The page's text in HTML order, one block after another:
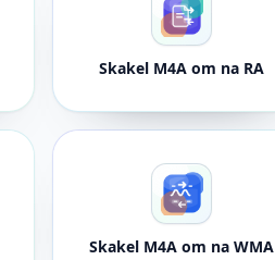
Skakel M4A om na RA
Skakel M4A om na WMA